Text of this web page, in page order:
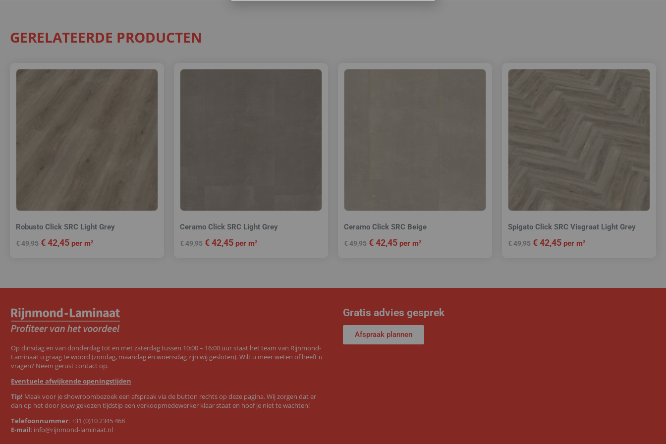
GERELATEERDE PRODUCTEN
Robusto Click SRC Light Grey
€49,95 €42,45 per m²
Ceramo Click SRC Light Grey
€49,95 €42,45 per m²
Ceramo Click SRC Beige
€49,95 €42,45 per m²
Spigato Click SRC Visgraat Light Grey
€49,95 €42,45 per m²
Op dinsdag en van donderdag tot en met zaterdag tussen 10:00 – 16:00 uur staat het team van Rijnmond-
Laminaat u graag te woord (zondag, maandag én woensdag zijn wij gesloten). Wilt u meer weten of heeft u
vragen? Neem gerust contact op.
Eventuele afwijkende openingstijden
Tip! Maak voor je showroombezoek een afspraak via de button rechts op deze pagina. Wij zorgen dat er
dan op het door jouw gekozen tijdstip een verkoopmedewerker klaar staat en hoef je niet te wachten!
Telefoonnummer:+31 (0)10 2345 468
E-mail: info@rijnmond-laminaat.nl
Gratis advies gesprek
Afspraak plannen